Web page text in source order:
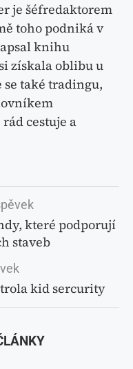
je šéfredaktorem
toho podniká v
knihu
získala oblibu u
také tradingu,
cestuje a
které podporují
staveb
kid sercurity